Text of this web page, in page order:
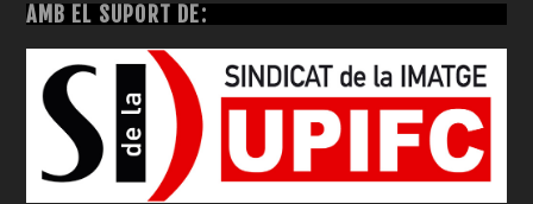
AMB EL SUPORT DE: